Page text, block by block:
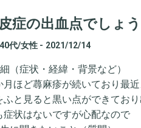
症の出血点でしょ
40代/女性 - 2021/12/14
（症状・経緯・背景など）
月ほど蕁麻疹が続いており最
ふと見ると黒い点ができてお
症状はないですが心配なので